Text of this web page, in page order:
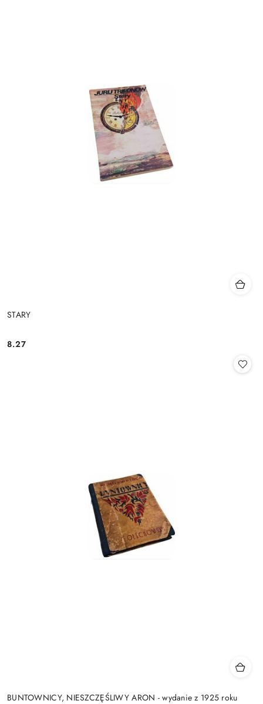
STARY
Cena:
8.27
BUNTOWNICY, NIESZCZĘŚLIWY ARON - wydanie z 1925 roku